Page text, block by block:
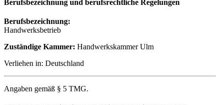
Berufsbezeichnung und berufsrechtliche Regelungen
Berufsbezeichnung:
Handwerksbetrieb
Zuständige Kammer: Handwerkskammer Ulm
Verliehen in: Deutschland
Angaben gemäß § 5 TMG.